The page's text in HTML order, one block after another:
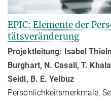
EPIC: Elemente der
täts­veränderung
Projektleitung: Isabel
Burghart, N. Casali, T.
Seidl, B. E. Yelbuz
Persönlichkeitsmerkmale,